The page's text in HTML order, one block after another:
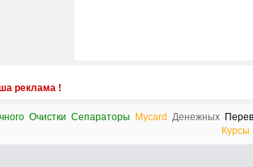
реклама !
Очистки Сепараторы Mycard Денежных
Курсы